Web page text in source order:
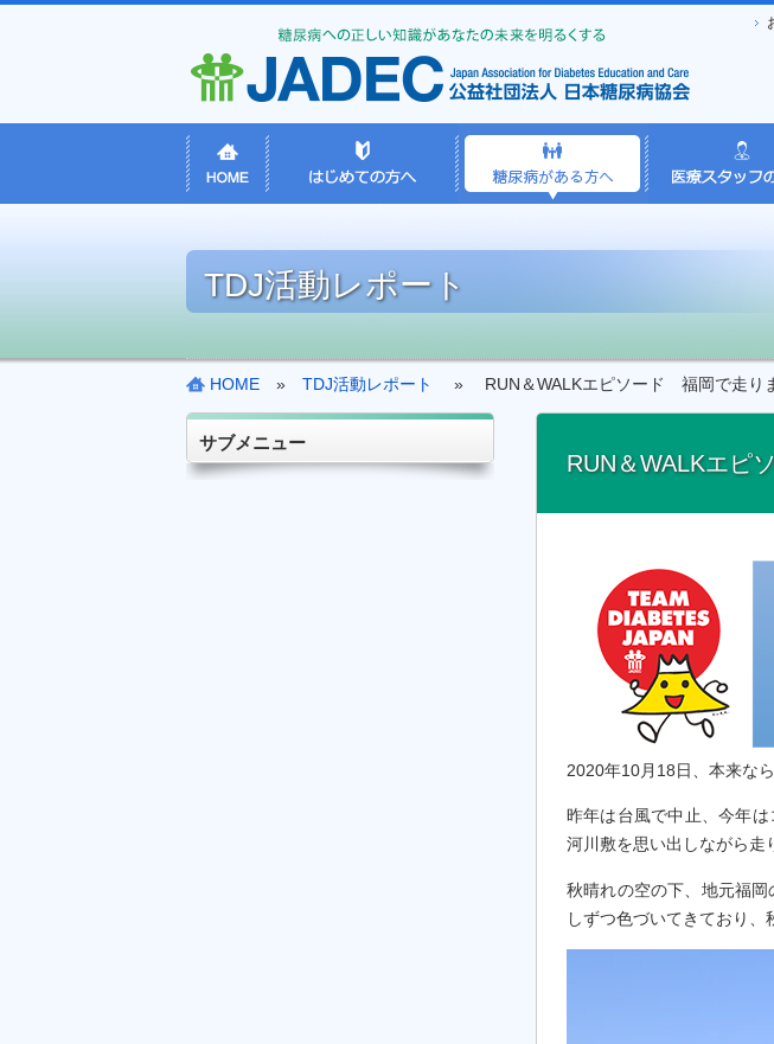
TDJ活動レポート
サブメニュー
HOME » TDJ活動レポート » RUN＆WALKエピソード 福岡で走り
RUN＆WALKエピ
2020年10月18日、本来な
昨年は台風で中止、今年
河川敷を思い出しながら走
秋晴れの空の下、地元福
しずつ色づいてきており、